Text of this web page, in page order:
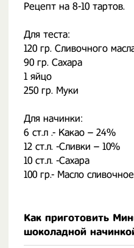
Рецепт на 8-10 тартов.
Для теста:
120 гр. Сливочного
90 гр. Сахара
1 яйцо
250 гр. Муки
Для начинки:
6 ст.л .- Какао – 24%
12 ст.л. -Сливки – 10%
10 ст.л. -Сахара
100 гр.- Масло
Как приготовить
шоколадной